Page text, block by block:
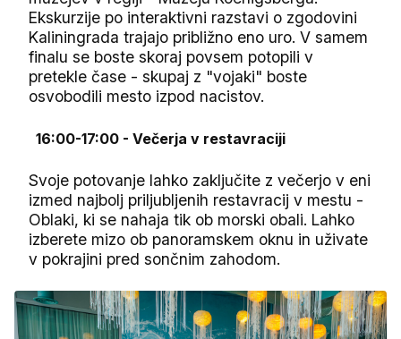
Ekskurzije po interaktivni razstavi o zgodovini
Kaliningrada trajajo približno eno uro. V samem
finalu se boste skoraj povsem potopili v
pretekle čase - skupaj z "vojaki" boste
osvobodili mesto izpod nacistov.
16:00-17:00 - Večerja v restavraciji
Svoje potovanje lahko zaključite z večerjo v eni
izmed najbolj priljubljenih restavracij v mestu -
Oblaki, ki se nahaja tik ob morski obali. Lahko
izberete mizo ob panoramskem oknu in uživate
v pokrajini pred sončnim zahodom.